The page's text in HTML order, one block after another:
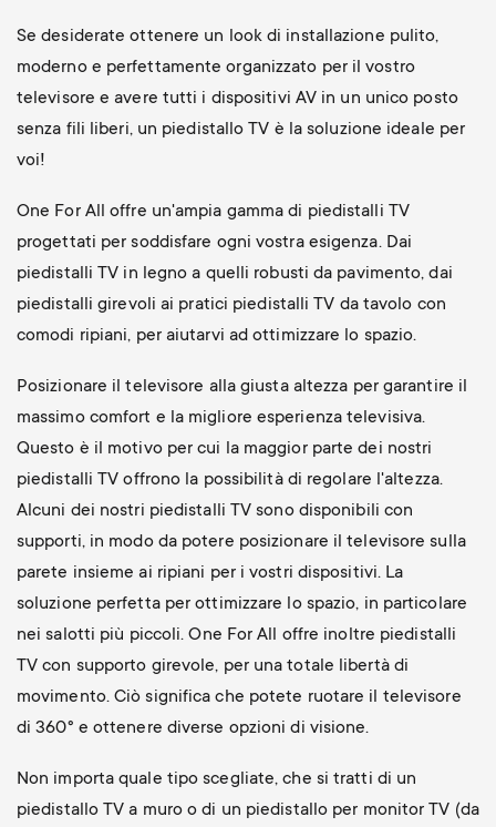
Se desiderate ottenere un look di installazione pulito,
moderno e perfettamente organizzato per il vostro
televisore e avere tutti i dispositivi AV in un unico posto
senza fili liberi, un piedistallo TV è la soluzione ideale per
voi!
One For All offre un'ampia gamma di piedistalli TV
progettati per soddisfare ogni vostra esigenza. Dai
piedistalli TV in legno a quelli robusti da pavimento, dai
piedistalli girevoli ai pratici piedistalli TV da tavolo con
comodi ripiani, per aiutarvi ad ottimizzare lo spazio.
Posizionare il televisore alla giusta altezza per garantire il
massimo comfort e la migliore esperienza televisiva.
Questo è il motivo per cui la maggior parte dei nostri
piedistalli TV offrono la possibilità di regolare l'altezza.
Alcuni dei nostri piedistalli TV sono disponibili con
supporti, in modo da potere posizionare il televisore sulla
parete insieme ai ripiani per i vostri dispositivi. La
soluzione perfetta per ottimizzare lo spazio, in particolare
nei salotti più piccoli. One For All offre inoltre piedistalli
TV con supporto girevole, per una totale libertà di
movimento. Ciò significa che potete ruotare il televisore
di 360° e ottenere diverse opzioni di visione.
Non importa quale tipo scegliate, che si tratti di un
piedistallo TV a muro o di un piedistallo per monitor TV (da